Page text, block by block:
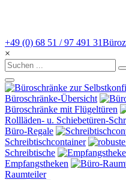
+49 (0) 68 51 / 97 491 31
×
Büroschränke-Übersicht
Büroschränke mit Flügeltüren
Rollläden- u. Schiebetüren-
Büro-Regale
Schreibtischcontainer
Schreibtische
Empfangstheken
Raumteiler